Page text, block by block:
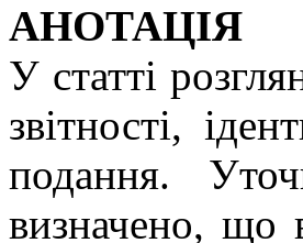
АНОТАЦІЯ
У статті
звітності,
подання.
визначено, що